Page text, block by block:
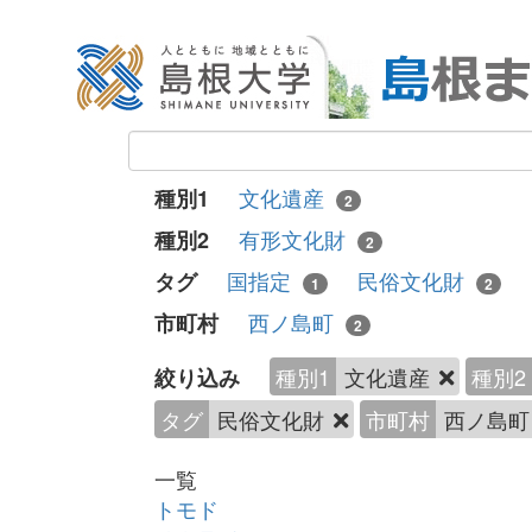
種別1 文化遺産 2
種別2 有形文化財 2
タグ 国指定 1 民俗文化財 2
市町村 西ノ島町 2
絞り込み 種別1 文化遺産
種別2
タグ 民俗文化財 市町村 西ノ島
一覧
トモド